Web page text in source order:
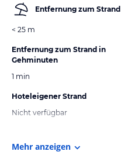
Entfernung zum Strand
< 25 m
Entfernung zum Strand in
Gehminuten
1 min
Hoteleigener Strand
Nicht verfügbar
Mehr anzeigen